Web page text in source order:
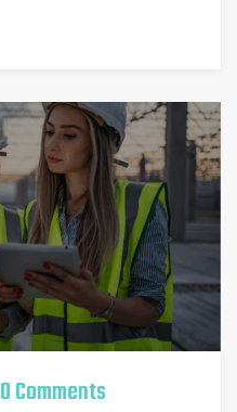
0 Comments